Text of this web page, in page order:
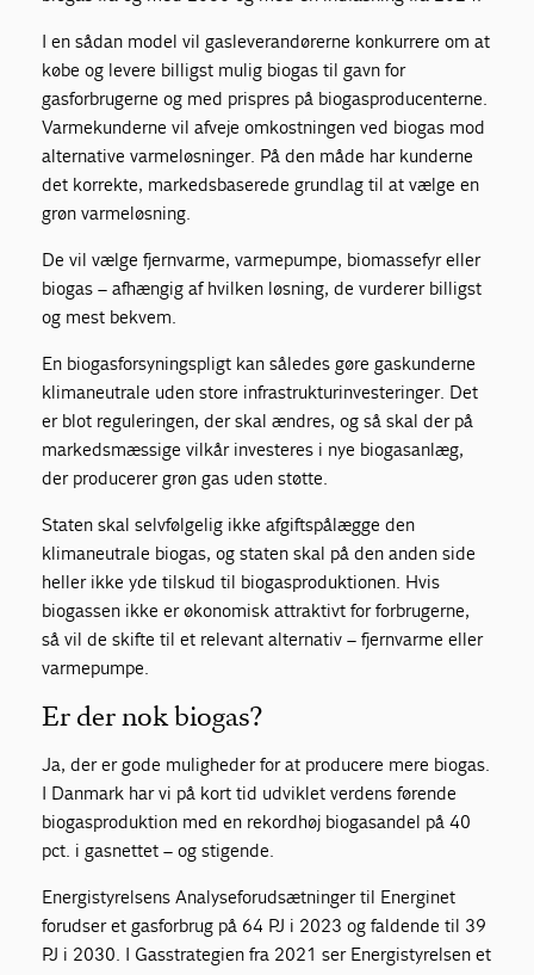
I en sådan model vil gasleverandørerne konkurrere om at
købe og levere billigst mulig biogas til gavn for
gasforbrugerne og med prispres på biogasproducenterne.
Varmekunderne vil afveje omkostningen ved biogas mod
alternative varmeløsninger. På den måde har kunderne
det korrekte, markedsbaserede grundlag til at vælge en
grøn varmeløsning.
De vil vælge fjernvarme, varmepumpe, biomassefyr eller
biogas – afhængig af hvilken løsning, de vurderer billigst
og mest bekvem.
En biogasforsyningspligt kan således gøre gaskunderne
klimaneutrale uden store infrastrukturinvesteringer. Det
er blot reguleringen, der skal ændres, og så skal der på
markedsmæssige vilkår investeres i nye biogasanlæg,
der producerer grøn gas uden støtte.
Staten skal selvfølgelig ikke afgiftspålægge den
klimaneutrale biogas, og staten skal på den anden side
heller ikke yde tilskud til biogasproduktionen. Hvis
biogassen ikke er økonomisk attraktivt for forbrugerne,
så vil de skifte til et relevant alternativ – fjernvarme eller
varmepumpe.
Er der nok biogas?
Ja, der er gode muligheder for at producere mere biogas.
I Danmark har vi på kort tid udviklet verdens førende
biogasproduktion med en rekordhøj biogasandel på 40
pct. i gasnettet – og stigende.
Energistyrelsens Analyseforudsætninger til Energinet
forudser et gasforbrug på 64 PJ i 2023 og faldende til 39
PJ i 2030. I Gasstrategien fra 2021 ser Energistyrelsen et